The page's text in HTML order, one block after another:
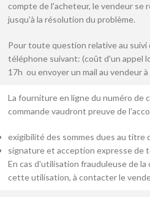
compte de l'acheteur, le vendeur se
jusqu'à la résolution du problème.
Pour toute question relative au suivi
téléphone suivant: (coût d'un appel
17h ou envoyer un mail au vendeur à
La fourniture en ligne du numéro de
commande vaudront preuve de
exigibilité des sommes dues au titre
signature et acception expresse de
En cas d'utilisation frauduleuse de
cette utilisation, à contacter le